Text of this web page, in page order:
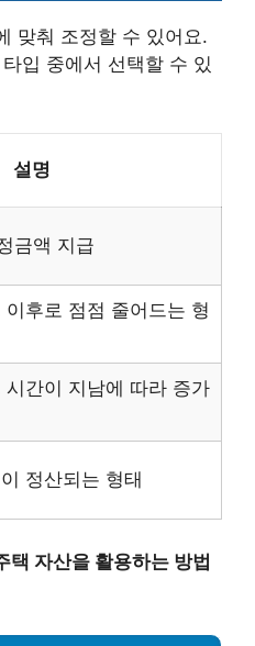
맞춰 조정할 수 있어요.
입 중에서 선택할 수 있
설명
금액 지급
후로 점점 줄어드는 형
간이 지남에 따라 증가
정산되는 형태
택 자산을 활용하는 방법